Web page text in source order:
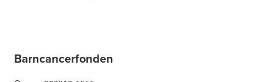
Barncancerfonden